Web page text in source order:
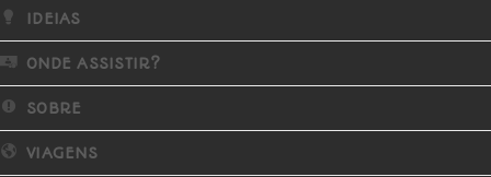
IDEIAS
ONDE ASSISTIR?
SOBRE
VIAGENS